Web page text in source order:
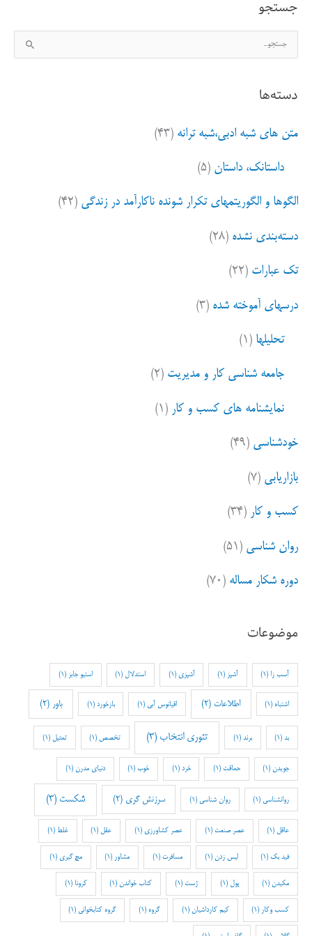
جستجو
س
ج
ب
دسته‌ها
متن های شبه ادبی،شبه ترانه (۴۳)
داستانک، داستان (۵)
الگوها و الگوریتمهای تکرار شونده ناکارآمد در زندگی (۴۲)
دسته‌بندی نشده (۲۸)
تک عبارات (۲۲)
درسهای آموخته شده (۳)
تحلیلها (۱)
جامعه شناسی کار و مدیریت (۲)
نمایشنامه های کسب و کار (۱)
خودشناسی (۴۹)
بازاریابی (۷)
کسب و کار (۳۴)
روان شناسی (۵۱)
دوره شکار مساله (۷۰)
موضوعات
آسب زا (1) آشپز (1) آشپزی (1) استدلال (1) استیو جابز (1)
اشتباه (1) اطلاعات (2) اقیانوس آبی (1) بازخورد (1) باور (2)
بد(1) برند (1) تئوری انتخاب (3) تخصص (1) تمثیل (1)
جویدن (1) حماقت (1) خرد (1) خوب(1) دنیای مدرن (1)
روانشناسی (1) روان شناسی (1) سرزنش گری (2) شکست (3)
عاقل (1) عصر صنعت (1) عصر کشاورزی (1) عقل (1) غلط (1)
فید بک(1) لیس زدن (1) مسافرت (1) مشاور (1) مچ گیری (1)
مکیدن (1) پول (1) ژست (1) کتاب خواندن (1) کرونا (1)
کسب وکار (1) کیم کارداشیان (1) گروه (1) گروه کتابخوانی (1)